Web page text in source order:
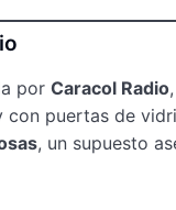
por Caracol Radio
puertas de
, un supuesto